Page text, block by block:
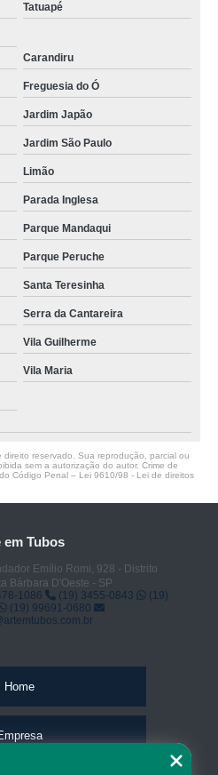
Tatuapé
Carandiru
Freguesia do Ó
Jardim Japão
Jardim São Paulo
Limão
Parada Inglesa
Parque Mandaqui
Parque Peruche
Santa Teresinha
Serra da Cantareira
Vila Guilherme
Vila Maria
reservado. Sua reprodução, parcial ou
sem a autorização do autor. Crime de
Código Penal – Lei 9610/98 - Lei de direitos
em Tubos
Emílio Romi, 928 - Distrito
Bárbara D'Oeste - SP
1086 (19) 3455-0843
(19)
(19) 99691-0680
Home